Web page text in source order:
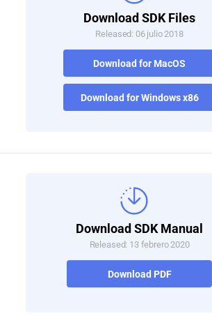
Download SDK Files
Released: 06 julio 2018
Download for MacOS
Download for Windows x86
Download SDK Manual
Released: 13 febrero 2020
Download PDF